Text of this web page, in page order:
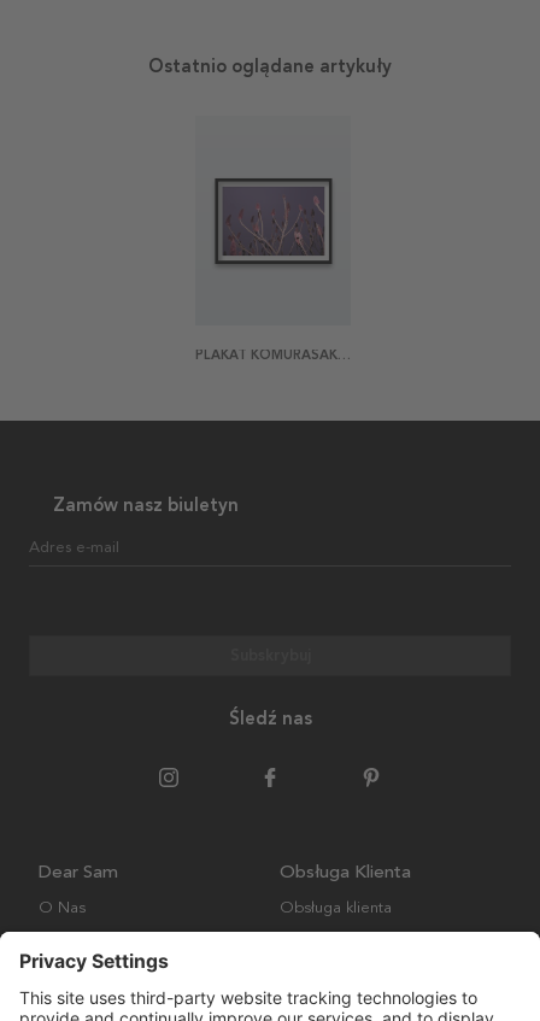
Ostatnio oglądane artykuły
PLAKAT KOMURASAKI-IRO
Zamów nasz biuletyn
Adres e-mail
Śledź nas
Dear Sam
O Nas
Obsługa Klienta
Obsługa klienta
Wysyłka i Dostawa